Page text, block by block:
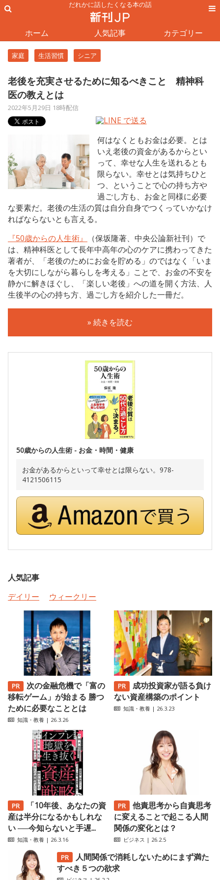
だれかに話したくなる本の話
ホーム 人気記事 カテゴリー
家庭 生活習慣 シニア
老後を充実させるために知るべきこと 精神科
医の教えとは
2022年5月29日 18時配信
何はなくともお金は必要。とは
いえ老後の資金があるからとい
って、幸せな人生を送れるとも
限らない。幸せとは気持ちひと
つ、ということで心の持ち方や
過ごし方も、お金と同様に必要
な要素だ。老後の生活の質は自分自身でつくっていかなけ
ればならないとも言える。
『50歳からの人生術』
（保坂隆著、中央公論新社刊）で
は、精神科医として長年中高年の心のケアに携わってきた
著者が、「老後のためにお金を貯める」のではなく「いま
を大切にしながら暮らしを考える」ことで、お金の不安を
静かに解きほぐし、「楽しい老後」への道を開く方法、人
生後半の心の持ち方、過ごし方を紹介した一冊だ。
» 続きを読む
50歳からの人生術 - お金・時間・健康
お金があるからといって幸せとは限らない。978-
4121506115
人気記事
デイリー
ウィークリー
次の金融危機で「富の
移転ゲーム」が始まる 勝つ
ために必要なこととは
知識・教養 | 26.3.26
成功投資家が語る負け
ない資産構築のポイント
知識・教養 | 26.3.23
「10年後、あなたの資
産は半分になるかもしれな
い ──今知らないと手遅...
知識・教養 | 26.3.16
他責思考から自責思考
に変えることで起こる人間
関係の変化とは？
ビジネス | 26.2.5
人間関係で消耗しないためにまず満た
すべき５つの欲求